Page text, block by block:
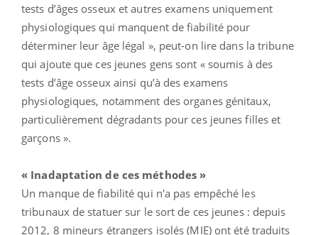
tests d’âges osseux et autres examens uniquement
physiologiques qui manquent de fiabilité pour
déterminer leur âge légal », peut-on lire dans la tribune
qui ajoute que ces jeunes gens sont « soumis à des
tests d’âge osseux ainsi qu’à des examens
physiologiques, notamment des organes génitaux,
particulièrement dégradants pour ces jeunes filles et
garçons ».
« Inadaptation de ces méthodes »
Un manque de fiabilité qui n'a pas empêché les
tribunaux de statuer sur le sort de ces jeunes : depuis
2012, 8 mineurs étrangers isolés (MIE) ont été traduits